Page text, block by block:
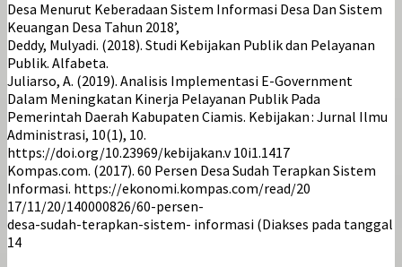
Desa Menurut Keberadaan Sistem Informasi Desa Dan Sistem
Keuangan Desa Tahun 2018’,
Deddy, Mulyadi. (2018). Studi Kebijakan Publik dan Pelayanan
Publik. Alfabeta.
Juliarso, A. (2019). Analisis Implementasi E-Government
Dalam Meningkatan Kinerja Pelayanan Publik Pada
Pemerintah Daerah Kabupaten Ciamis. Kebijakan : Jurnal Ilmu
Administrasi, 10(1), 10.
https://doi.org/10.23969/kebijakan.v 10i1.1417
Kompas.com. (2017). 60 Persen Desa Sudah Terapkan Sistem
Informasi. https://ekonomi.kompas.com/read/20
17/11/20/140000826/60-persen-
desa-sudah-terapkan-sistem- informasi (Diakses pada tanggal
14